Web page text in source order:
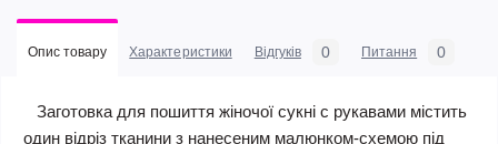
Опис товару Характеристики Відгуків 0 Питання 0
Заготовка для пошиття жіночої сукні c рукавами містить
один відріз тканини з нанесеним малюнком-схемою під